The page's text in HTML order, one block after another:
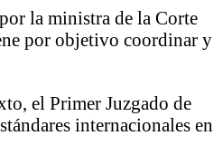
la ministra de la Corte
por objetivo coordinar y
el Primer Juzgado de
internacionales en